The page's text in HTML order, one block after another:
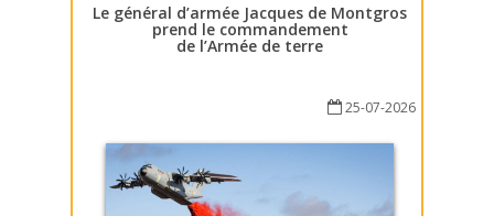
Le général d’armée Jacques de Montgros
prend le commandement
de l’Armée de terre
25-07-2026